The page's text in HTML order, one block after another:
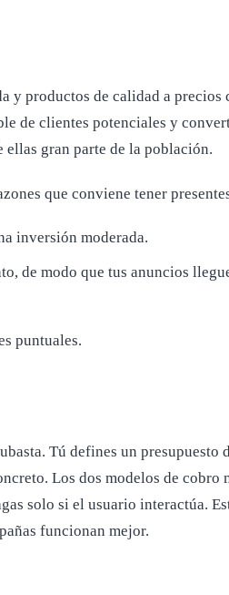
productos de calidad a
de clientes potenciales y
ellas gran parte de la población.
que conviene tener
inversión moderada.
de modo que tus anuncios
puntuales.
Tú defines un
Los dos modelos de
solo si el usuario interactúa.
funcionan mejor.